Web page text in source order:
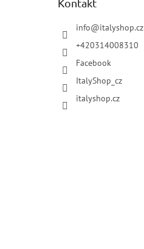
Kontakt
info@italyshop.cz
+420314008310
Facebook
ItalyShop_cz
italyshop.cz